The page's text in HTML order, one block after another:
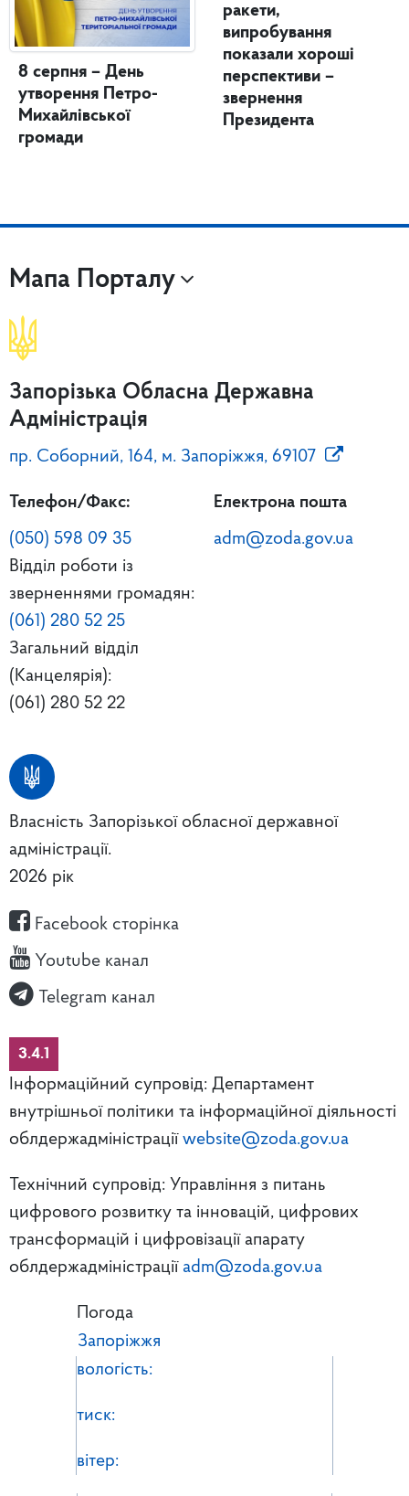
8 серпня – День
утворення Петро-
Михайлівської
громади
ракети,
випробування
показали хороші
перспективи –
звернення
Президента
Мапа Порталу
Запорізька Обласна Державна
Адміністрація
пр. Соборний, 164, м. Запоріжжя, 69107
Телефон/Факс:
(050) 598 09 35
Відділ роботи із
зверненнями громадян:
(061) 280 52 25
Загальний відділ
(Канцелярія):
(061) 280 52 22
Електрона пошта
adm@zoda.gov.ua
Власність Запорізької обласної державної
адміністрації.
2026 рік
Facebook сторінка
Youtube канал
Telegram канал
3.4.1
Інформаційний супровід: Департамент
внутрішньої політики та інформаційної діяльності
облдержадміністрації website@zoda.gov.ua
Технічний супровід: Управління з питань
цифрового розвитку та інновацій, цифрових
трансформацій і цифровізації апарату
облдержадміністрації adm@zoda.gov.ua
Погода
Запоріжжя
вологість:
тиск:
вітер: